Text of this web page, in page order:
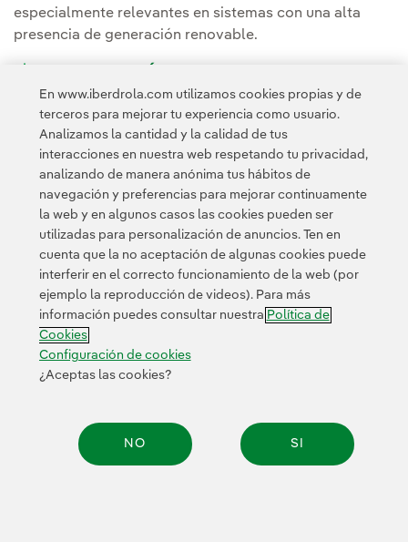
especialmente relevantes en sistemas con una alta
presencia de generación renovable.
cables submarinos de energía [PDF]
Cables submarinos en la
electrificación de la economía
(casos de uso en infraestructuras
eléctricas)
Los cables submarinos de energía son
infraestructuras clave para la electrificación porque
permiten la integración de las energías renovables y
escenarios en los que se emplean estas
infraestructuras en el sector energético son:
En www.iberdrola.com utilizamos cookies propias y de
terceros para mejorar tu experiencia como usuario.
Analizamos la cantidad y la calidad de tus
interacciones en nuestra web respetando tu privacidad,
analizando de manera anónima tus hábitos de
navegación y preferencias para mejorar continuamente
la web y en algunos casos las cookies pueden ser
utilizadas para personalización de anuncios. Ten en
cuenta que la no aceptación de algunas cookies puede
interferir en el correcto funcionamiento de la web (por
ejemplo la reproducción de videos). Para más
información puedes consultar nuestra Política de
Cookies
Configuración de cookies
¿Aceptas las cookies?
NO SI